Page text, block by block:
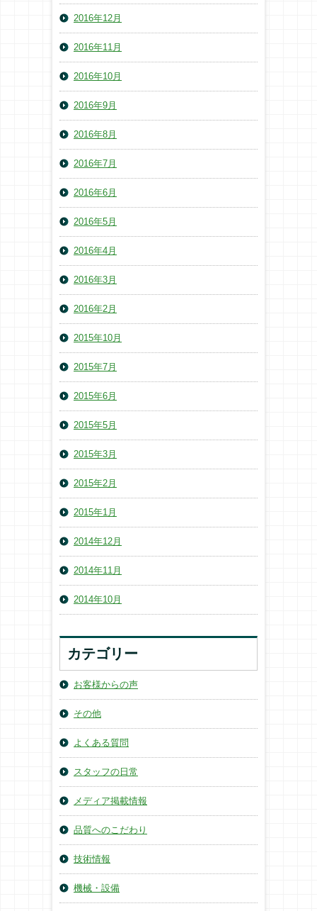
2016年12月
2016年11月
2016年10月
2016年9月
2016年8月
2016年7月
2016年6月
2016年5月
2016年4月
2016年3月
2016年2月
2015年10月
2015年7月
2015年6月
2015年5月
2015年3月
2015年2月
2015年1月
2014年12月
2014年11月
2014年10月
カテゴリー
お客様からの声
その他
よくある質問
スタッフの日常
メディア掲載情報
品質へのこだわり
技術情報
機械・設備